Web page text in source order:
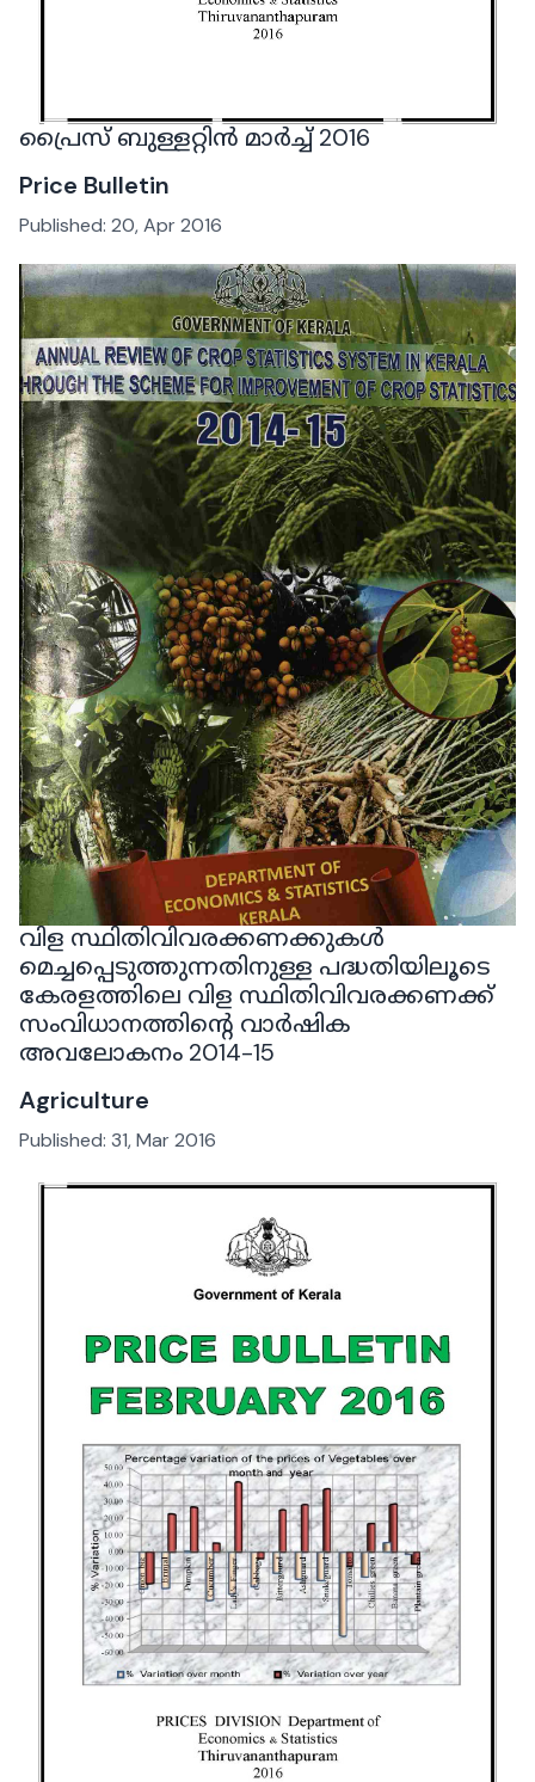
പ്രൈസ് ബുള്ളറ്റിൻ മാർച്ച് 2016
Price Bulletin
Published: 20, Apr 2016
വിള സ്ഥിതിവിവരക്കണക്കുകൾ
മെച്ചപ്പെടുത്തുന്നതിനുള്ള പദ്ധതിയിലൂടെ
കേരളത്തിലെ വിള സ്ഥിതിവിവരക്കണക്ക്
സംവിധാനത്തിന്റെ വാർഷിക
അവലോകനം 2014-15
Agriculture
Published: 31, Mar 2016